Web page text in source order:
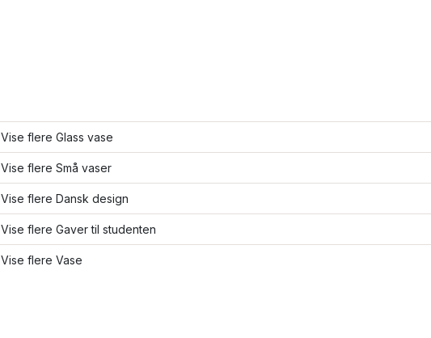
Vise flere Glass vase
Vise flere Små vaser
Vise flere Dansk design
Vise flere Gaver til studenten
Vise flere Vase